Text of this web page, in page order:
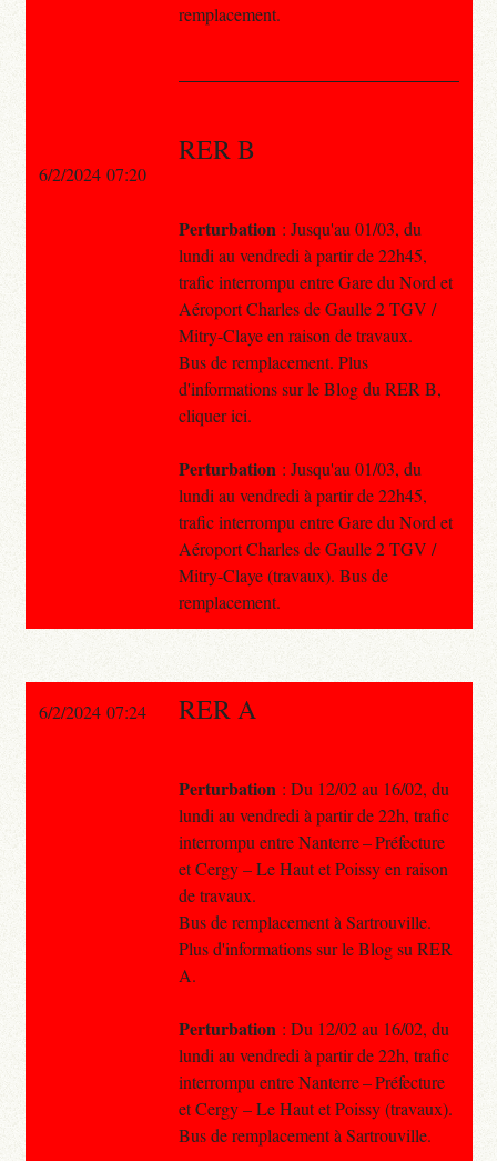
remplacement.
RER B
Perturbation : Jusqu'au 01/03, du
lundi au vendredi à partir de 22h45,
trafic interrompu entre Gare du Nord et
Aéroport Charles de Gaulle 2 TGV /
Mitry-Claye en raison de travaux.
Bus de remplacement. Plus
d'informations sur le Blog du RER B,
cliquer ici.
Perturbation : Jusqu'au 01/03, du
lundi au vendredi à partir de 22h45,
trafic interrompu entre Gare du Nord et
Aéroport Charles de Gaulle 2 TGV /
Mitry-Claye (travaux). Bus de
remplacement.
6/2/2024 07:20
6/2/2024 07:24 RER A
Perturbation : Du 12/02 au 16/02, du
lundi au vendredi à partir de 22h, trafic
interrompu entre Nanterre – Préfecture
et Cergy – Le Haut et Poissy en raison
de travaux.
Bus de remplacement à Sartrouville.
Plus d'informations sur le Blog su RER
A.
Perturbation : Du 12/02 au 16/02, du
lundi au vendredi à partir de 22h, trafic
interrompu entre Nanterre – Préfecture
et Cergy – Le Haut et Poissy (travaux).
Bus de remplacement à Sartrouville.